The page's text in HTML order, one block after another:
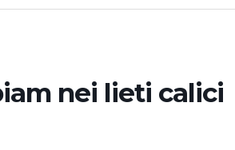
nei lieti calici